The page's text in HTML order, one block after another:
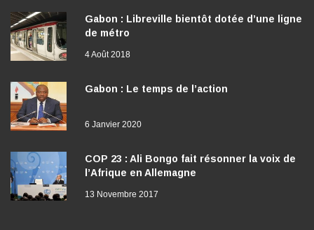
Gabon : Libreville bientôt dotée d’une ligne
de métro
4 Août 2018
Gabon : Le temps de l’action
6 Janvier 2020
COP 23 : Ali Bongo fait résonner la voix de
l’Afrique en Allemagne
13 Novembre 2017